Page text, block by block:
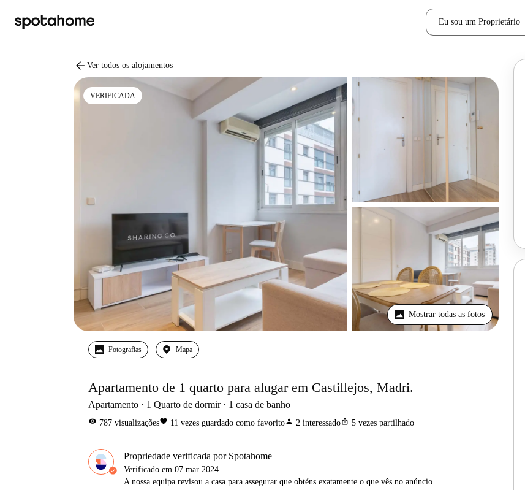
Eu sou um Proprietário
arrow_back Ver todos os alojamentos
VERIFICADA
Mostrar todas as fotos
Fotografias Mapa
Apartamento de 1 quarto para alugar em Castillejos, Madri.
Apartamento 1 Quarto de dormir 1 casa de banho
visibility 787 visualizaçõesfavorite 11 vezes guardado como favoritoperson 2 interessadoios_share 5 vezes partilhado
Propriedade verificada por Spotahome
Verificado em 07 mar 2024
A nossa equipa revisou a casa para assegurar que obténs exatamente o que vês no anúncio.